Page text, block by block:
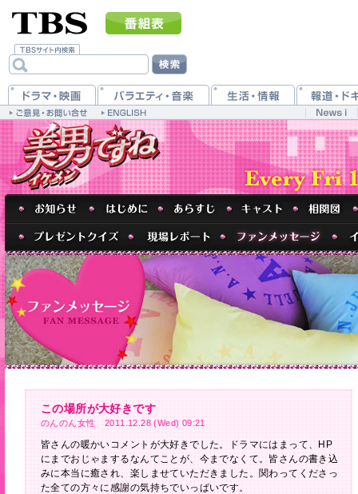
この場所が大好きです
のんのん女性 2011.12.28 (Wed) 09:21
皆さんの暖かいコメントが大好きでした。ドラマにはまって、HP
にまでおじゃまするなんてことが、今までなくて。皆さんの書き込
みに本当に癒され、楽しませていただきました。関わってくださっ
た全ての方々に感謝の気持ちでいっぱいです。